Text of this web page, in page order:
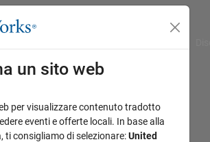
un sito web
per visualizzare contenuto tradotto
eventi e offerte locali. In base alla
ti consigliamo di selezionare:United